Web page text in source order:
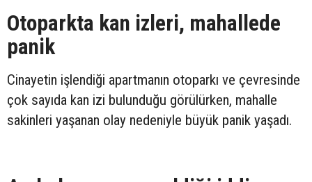
Otoparkta kan izleri, mahallede
panik
Cinayetin işlendiği apartmanın otoparkı ve çevresinde
çok sayıda kan izi bulunduğu görülürken, mahalle
sakinleri yaşanan olay nedeniyle büyük panik yaşadı.